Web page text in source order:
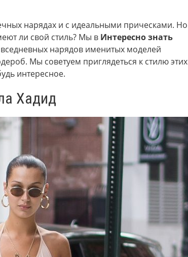
нарядах и с идеальными прическами. Но
ли свой стиль? Мы в Интересно знать
нарядов именитых моделей
Мы советуем приглядеться к стилю этих
интересное.
Хадид